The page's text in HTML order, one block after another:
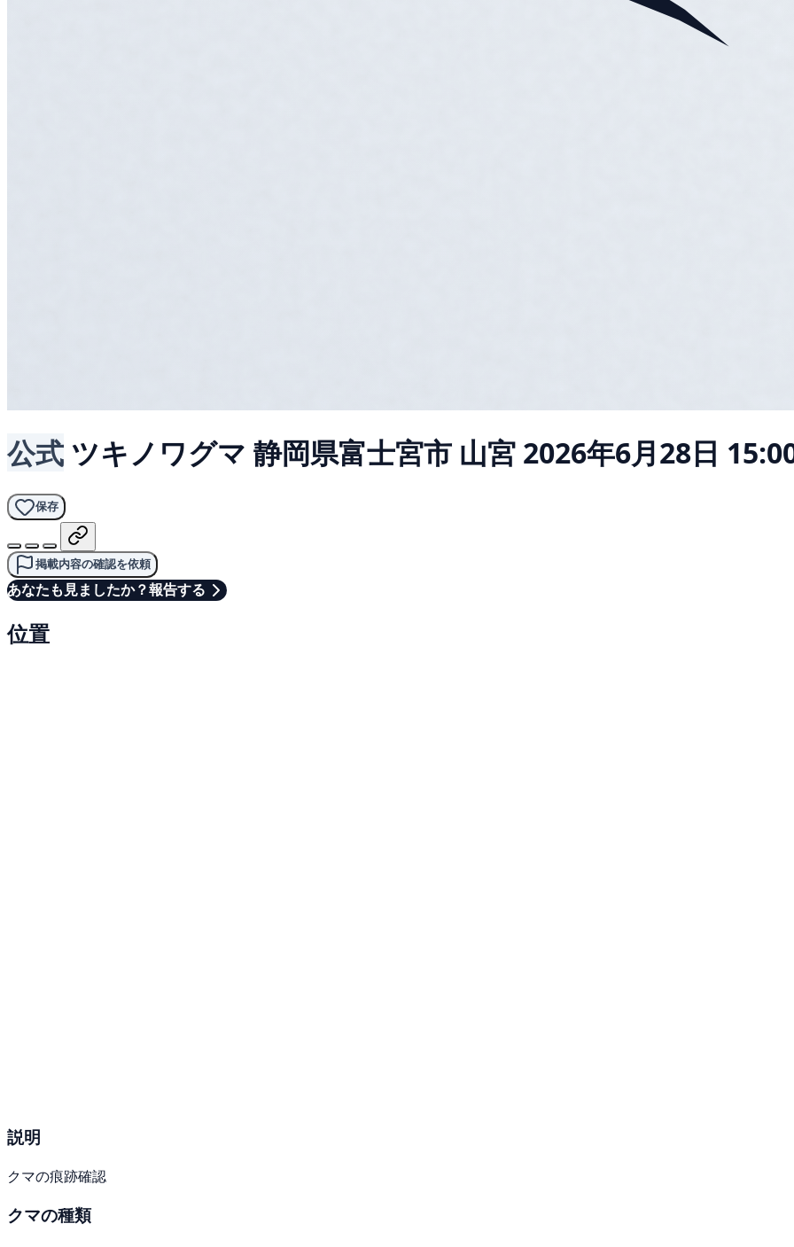
公式 ツキノワグマ 静岡県富士宮市 山宮 2026年6月28日
保存
掲載内容の確認を依頼
あなたも見ましたか？報告する
位置
説明
クマの痕跡確認
クマの種類